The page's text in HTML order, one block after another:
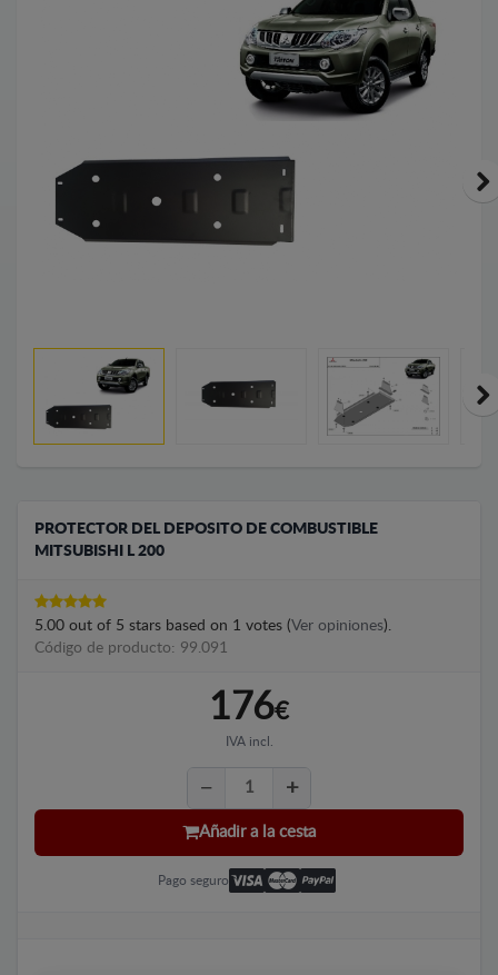
PROTECTOR DEL DEPOSITO DE COMBUSTIBLE
MITSUBISHI L 200
5.00 out of 5 stars based on 1 votes (Ver opiniones).
Código de producto: 99.091
176€
IVA incl.
Añadir a la cesta
Pago seguro